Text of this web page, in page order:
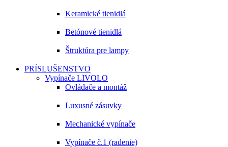
Keramické tienidlá
Betónové tienidlá
Štruktúra pre lampy
PRÍSLUŠENSTVO
Vypínače LIVOLO
Ovládače a montáž
Luxusné zásuvky
Mechanické vypínače
Vypínače č.1 (radenie)